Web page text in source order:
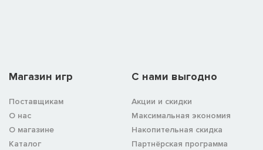
Магазин игр
Поставщикам
О нас
О магазине
Каталог
C нами выгодно
Акции и скидки
Максимальная экономия
Накопительная скидка
Партнёрская программа